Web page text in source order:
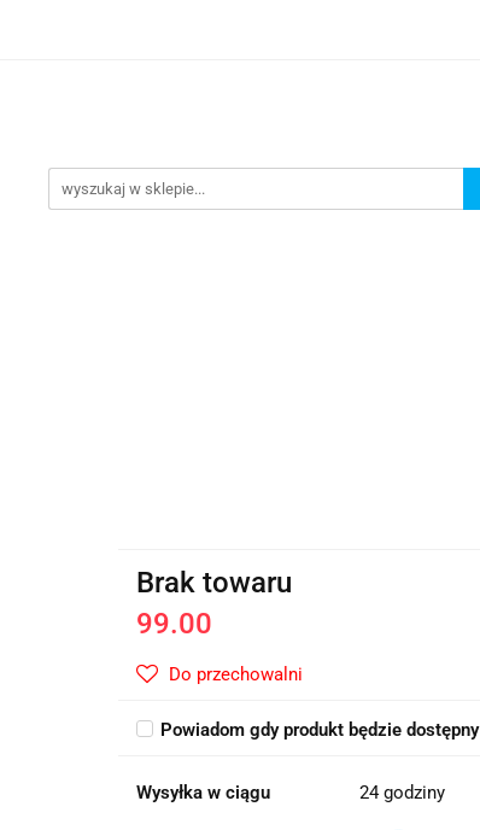
Brak towaru
99.00
Do przechowalni
Powiadom gdy produkt będzie dostępny
Wysyłka w ciągu 24 godziny